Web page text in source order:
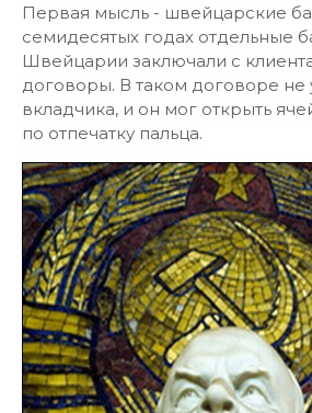
Первая мысль - швейцарские
семидесятых годах отдельные
Швейцарии заключали с
договоры. В таком договоре не
вкладчика, и он мог открыть
по отпечатку пальца.